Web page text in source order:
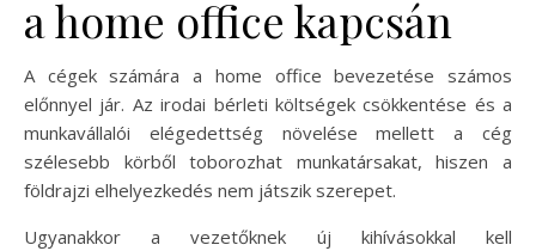
a home office kapcsán
A cégek számára a home office bevezetése számos
előnnyel jár. Az irodai bérleti költségek csökkentése és a
munkavállalói elégedettség növelése mellett a cég
szélesebb körből toborozhat munkatársakat, hiszen a
földrajzi elhelyezkedés nem játszik szerepet.
Ugyanakkor a vezetőknek új kihívásokkal kell